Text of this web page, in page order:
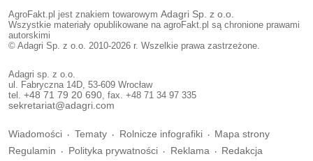
AgroFakt.pl jest znakiem towarowym Adagri Sp. z o.o.
Wszystkie materiały opublikowane na agroFakt.pl są chronione prawami
autorskimi
© Adagri Sp. z o.o. 2010-2026 r. Wszelkie prawa zastrzeżone.
Adagri sp. z o.o.
ul. Fabryczna 14D, 53-609 Wrocław
tel. +48 71 79 20 690 , fax. +48 71 34 97 335
sekretariat@adagri.com
Wiadomości Tematy Rolnicze infografiki
Mapa strony
Regulamin
Polityka prywatności Reklama Redakcja